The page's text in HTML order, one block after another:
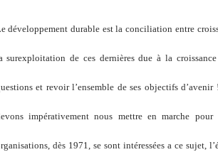
développement durable est la conciliation entre
surexploitation de ces dernières due à la
et revoir l’ensemble de ses objectifs
impérativement nous mettre en marche
dès 1971, se sont intéressées a ce sujet,